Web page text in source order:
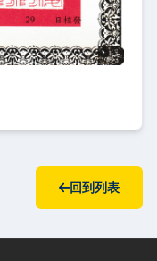
回到列表